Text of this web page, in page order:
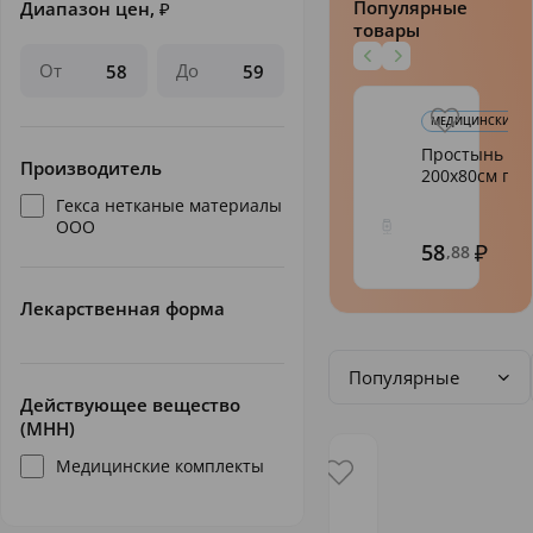
Диапазон цен, ₽
От До
Производитель
Гекса нетканые материалы
ООО
Лекарственная форма
Действующее вещество
(МНН)
Медицинские комплекты
Популярные
товары
МЕДИЦИНСКИЕ
Простынь
200х80см
58,88
Популярные